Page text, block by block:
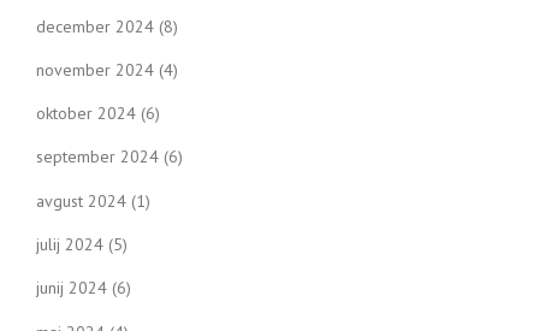
december 2024 (8)
november 2024 (4)
oktober 2024 (6)
september 2024 (6)
avgust 2024 (1)
julij 2024 (5)
junij 2024 (6)